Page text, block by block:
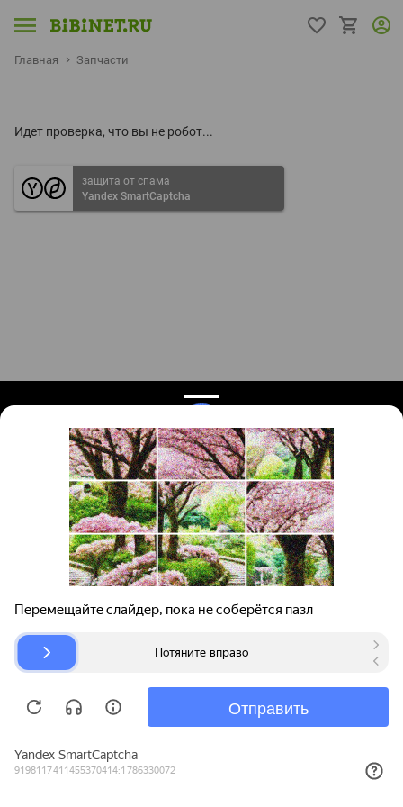
Главная Запчасти
Идет проверка, что вы не робот...
защита от спама
Yandex SmartCaptcha
Поиск запчастей
Для автокомпаний
Авторазборки
О проекте
Помощь
Карта сайта
© bibinet.ru - система поиска запчастей,
Copyright 2010-2026 Все права защищены